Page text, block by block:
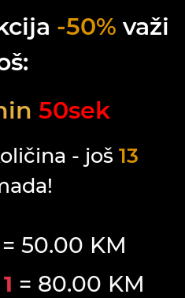
-50% važi
50sek
- još 13
= 50.00 KM
= 80.00 KM